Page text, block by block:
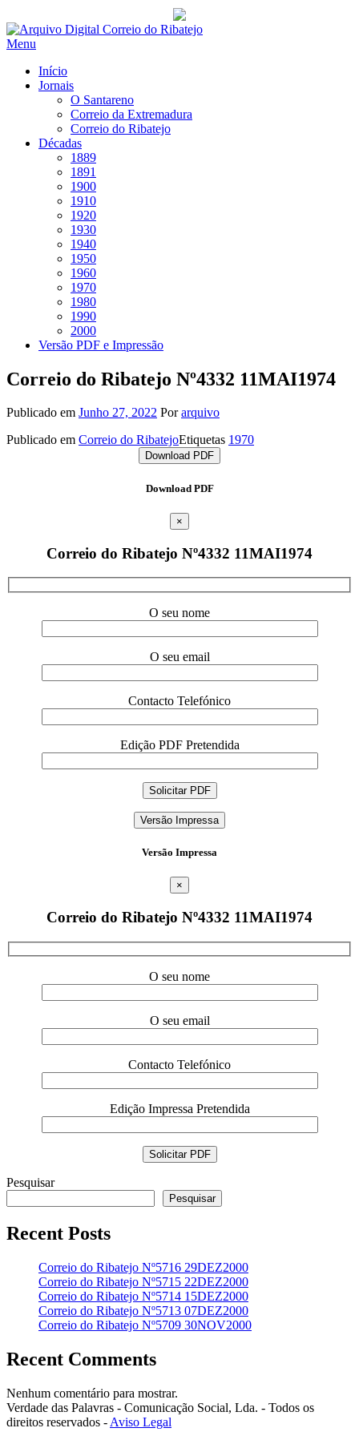
Saltar
para
Menu
Início
Jornais
O Santareno
Correio da Extremadura
Correio do Ribatejo
Décadas
1889
1891
1900
1910
1920
1930
1940
1950
1960
1970
1980
1990
2000
Versão PDF e Impressão
Correio do Ribatejo Nº4332 11MAI1974
Publicado em Junho 27, 2022 Porarquivo
Publicado em Correio do RibatejoEtiquetas 1970
Download PDF
Download PDF
×
Correio do Ribatejo Nº4332 11MAI1974
O seu nome
O seu email
Contacto Telefónico
Edição PDF Pretendida
Versão Impressa
Versão Impressa
×
Correio do Ribatejo Nº4332 11MAI1974
O seu nome
O seu email
Contacto Telefónico
Edição Impressa Pretendida
Pesquisar
Pesquisar
Recent Posts
Correio do Ribatejo Nº5716 29DEZ2000
Correio do Ribatejo Nº5715 22DEZ2000
Correio do Ribatejo Nº5714 15DEZ2000
Correio do Ribatejo Nº5713 07DEZ2000
Correio do Ribatejo Nº5709 30NOV2000
Recent Comments
Nenhum comentário para mostrar.
Verdade das Palavras - Comunicação Social, Lda. - Todos os
direitos reservados - Aviso Legal